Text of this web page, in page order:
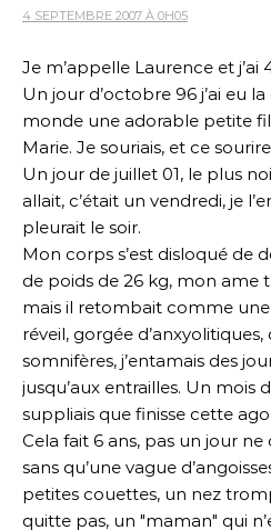
4 SEPTEMBRE 2007 À 0H05
Je m’appelle Laurence et j’ai
Un jour d’octobre 96 j’ai eu
monde une adorable petite
Marie. Je souriais, et ce
Un jour de juillet 01, le plus
allait, c’était un vendredi, je
pleurait le soir.
Mon corps s’est disloqué de
de poids de 26 kg, mon ame
mais il retombait comme
réveil, gorgée d’anxyolitiques,
somnifères, j’entamais des
jusqu’aux entrailles. Un mois
suppliais que finisse cette
Cela fait 6 ans, pas un jour
sans qu’une vague
petites couettes, un nez
quitte pas, un "maman" qui